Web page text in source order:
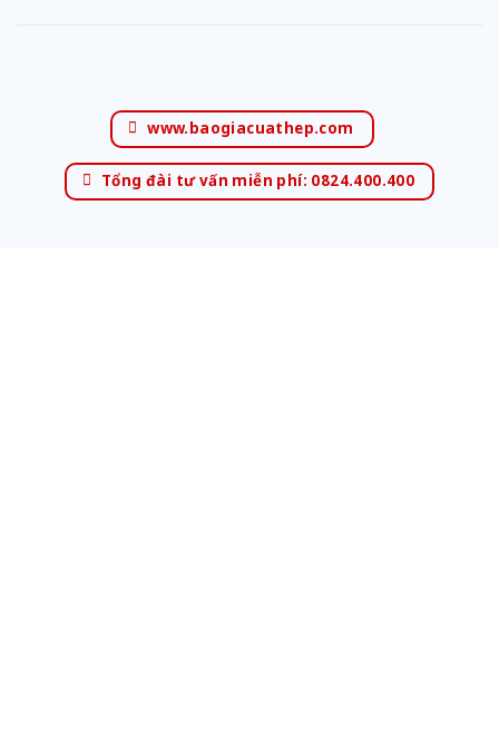
www.baogiacuathep.com
Tổng đài tư vấn miễn phí: 0824.400.400